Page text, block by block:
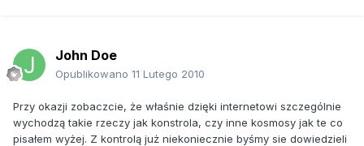
John Doe
Opublikowano 11 Lutego 2010
Przy okazji zobaczcie, że właśnie dzięki internetowi szczególnie
wychodzą takie rzeczy jak konstrola, czy inne kosmosy jak te co
pisałem wyżej. Z kontrolą już niekoniecznie byśmy sie dowiedzieli